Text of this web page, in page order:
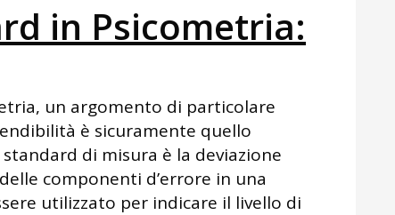
in Psicometria:
un argomento di particolare
è sicuramente quello
di misura è la deviazione
componenti d’errore in una
utilizzato per indicare il livello di